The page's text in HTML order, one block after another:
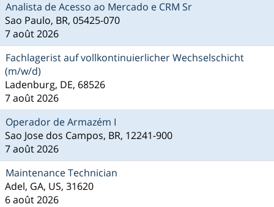
Analista de Acesso ao Mercado e CRM Sr
Sao Paulo, BR, 05425-070
7 août 2026
Fachlagerist auf vollkontinuierlicher Wechselschicht
(m/w/d)
Ladenburg, DE, 68526
7 août 2026
Operador de Armazém I
Sao Jose dos Campos, BR, 12241-900
7 août 2026
Maintenance Technician
Adel, GA, US, 31620
6 août 2026